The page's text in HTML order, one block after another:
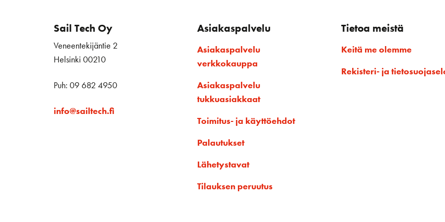
Sail Tech Oy
Veneentekijäntie 2
Helsinki 00210
Puh: 09 682 4950
info@sailtech.fi
Asiakaspalvelu
Asiakaspalvelu
verkkokauppa
Asiakaspalvelu
tukkuasiakkaat
Toimitus- ja käyttöehdot
Palautukset
Lähetystavat
Tilauksen peruutus
Tietoa meistä
Keitä me olemme
Rekisteri- ja